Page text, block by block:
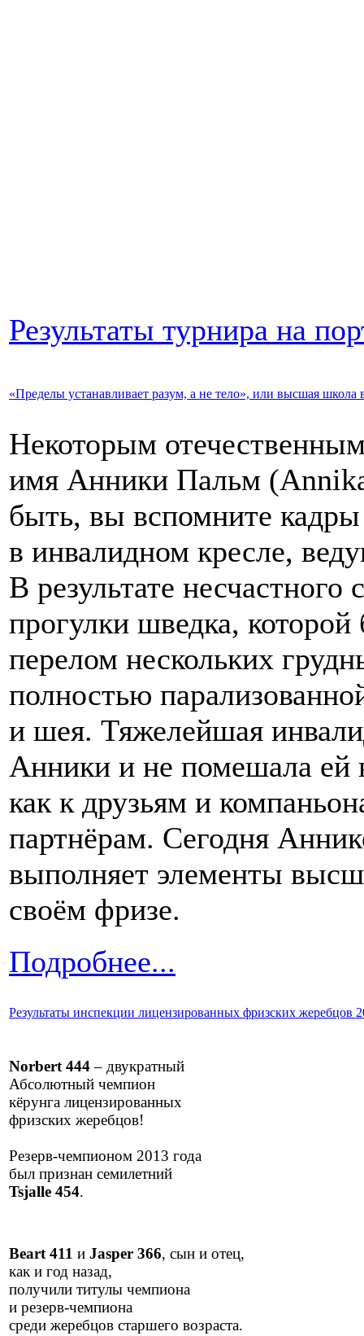
Результаты турнира на
«Пределы устанавливает разум, а не тело», или высшая школа
Некоторым
имя Анники Пальм
быть, вы вспомните
в инвалидном кресле,
В результате
прогулки шведка,
перелом нескольких
полностью
и шея. Тяжелейшая
Анники и не помешала ей
как к друзьям и
партнёрам. Сегодня
выполняет элементы
своём фризе.
Подробнее...
Результаты инспекции лицензированных фризских жеребцов
Norbert 444– двукратный
Абсолютный чемпион
кёрунга лицензированных
фризских жеребцов!
Резерв-чемпионом 2013 года
был признан семилетний
Tsjalle 454.
Beart 411 и Jasper 366, сын и отец,
как и год назад,
получили титулы чемпиона
и резерв-чемпиона
среди жеребцов старшего возраста.